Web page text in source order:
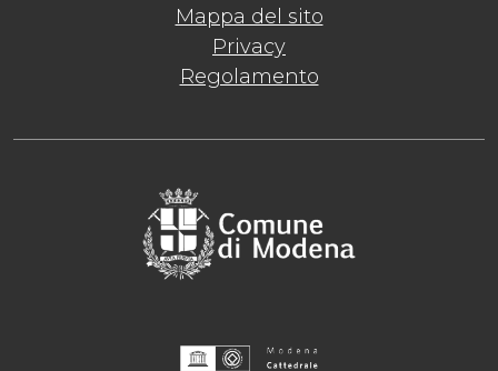
Mappa del sito
Privacy
Regolamento